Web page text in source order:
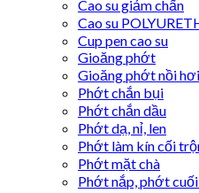
Cao su giảm chấn
Cao su
Cup pen cao su
Gioăng phớt
Gioăng phớt nồi hơi
Phớt chắn bụi
Phớt chắn dầu
Phớt dạ, nỉ, len
Phớt làm kín cối
Phớt mặt chà
Phớt nắp, phớt